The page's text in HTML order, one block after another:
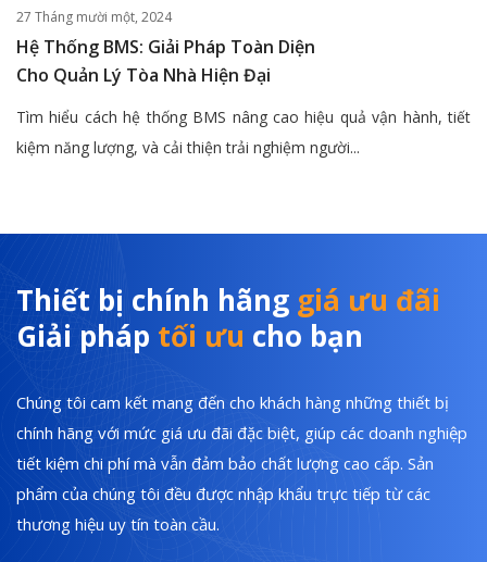
27 Tháng mười một, 2024
Hệ Thống BMS: Giải Pháp Toàn Diện
Cho Quản Lý Tòa Nhà Hiện Đại
Tìm hiểu cách hệ thống BMS nâng cao hiệu quả vận hành, tiết
kiệm năng lượng, và cải thiện trải nghiệm người...
Thiết bị chính hãng giá ưu đãi
Giải pháp tối ưu cho bạn
Chúng tôi cam kết mang đến cho khách hàng những thiết bị
chính hãng với mức giá ưu đãi đặc biệt, giúp các doanh nghiệp
tiết kiệm chi phí mà vẫn đảm bảo chất lượng cao cấp. Sản
phẩm của chúng tôi đều được nhập khẩu trực tiếp từ các
thương hiệu uy tín toàn cầu.